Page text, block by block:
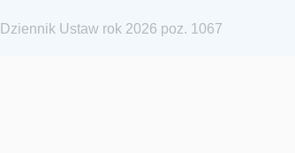
Dziennik Ustaw rok 2026 poz. 1067